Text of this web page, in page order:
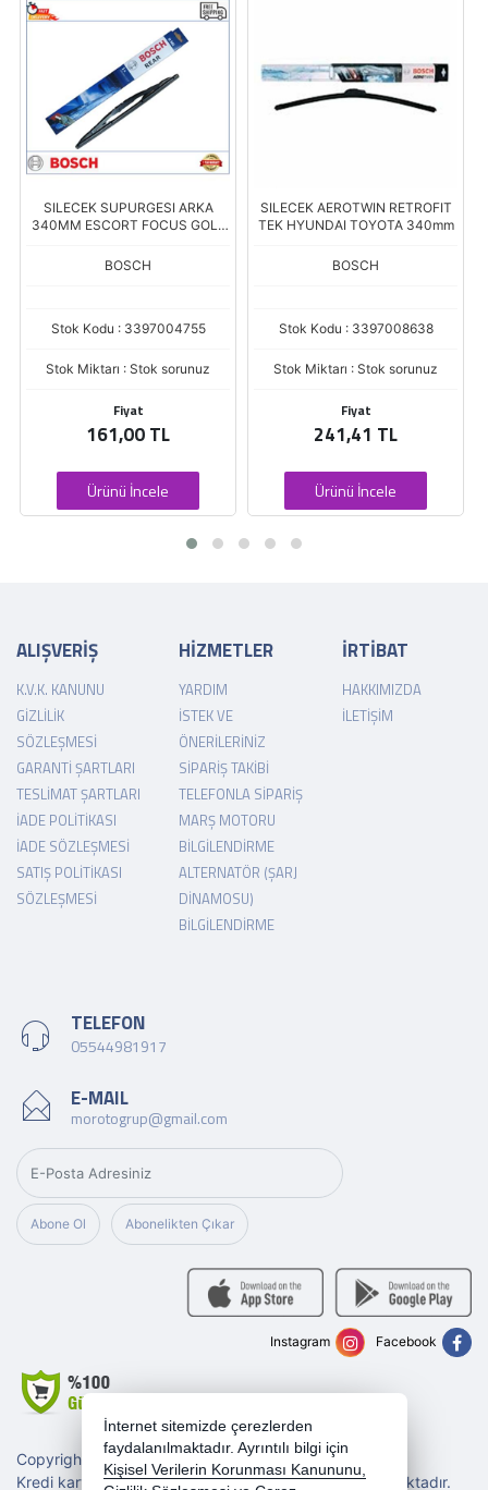
SILECEK SUPURGESI ARKA
340MM ESCORT FOCUS GOLF
BOSCH
Stok Kodu : 3397004755
Stok Miktarı : Stok sorunuz
Fiyat
161,00 TL
Ürünü İncele
SILECEK AEROTWIN RETROFIT
TEK HYUNDAI TOYOTA 340mm
BOSCH
Stok Kodu : 3397008638
Stok Miktarı : Stok sorunuz
Fiyat
241,41 TL
Ürünü İncele
ALIŞVERİŞ
K.V.K. KANUNU
GIZLILIK
SÖZLEŞMESI
GARANTI ŞARTLARI
TESLIMAT ŞARTLARI
İADE POLITIKASI
İADE SÖZLEŞMESI
SATIŞ POLITIKASI
SÖZLEŞMESI
HİZMETLER
YARDIM
İSTEK VE
ÖNERILERINIZ
SIPARIŞ TAKIBI
TELEFONLA SIPARIŞ
MARŞ MOTORU
BILGILENDIRME
ALTERNATÖR (ŞARJ
DINAMOSU)
BILGILENDIRME
İRTİBAT
HAKKIMIZDA
İLETIŞIM
TELEFON
05544981917
E-MAIL
morotogrup@gmail.com
Abone Ol Abonelikten Çıkar
Copyright 2026 morotogrup.com - Tüm hakları saklıdır.
Kredi kartı bilgileriniz 256bit SSL sertifikası ile korunmaktadır.
Facebook
Instagram
İnternet sitemizde çerezlerden
faydalanılmaktadır. Ayrıntılı bilgi için
Kişisel Verilerin Korunması Kanununu,